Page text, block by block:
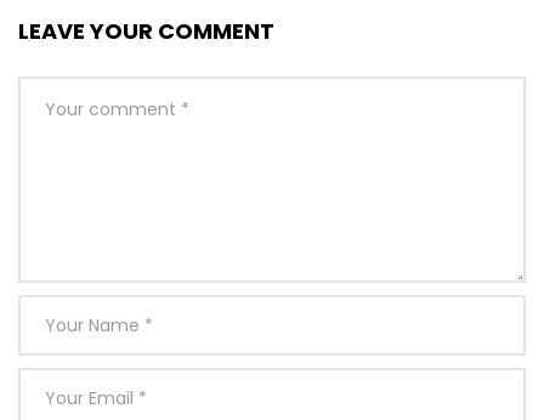
LEAVE YOUR COMMENT